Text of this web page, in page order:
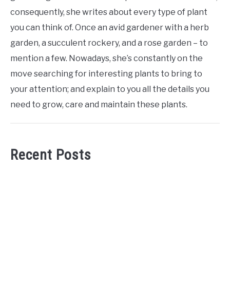
consequently, she writes about every type of plant
you can think of. Once an avid gardener with a herb
garden, a succulent rockery, and a rose garden – to
mention a few. Nowadays, she’s constantly on the
move searching for interesting plants to bring to
your attention; and explain to you all the details you
need to grow, care and maintain these plants.
Recent Posts